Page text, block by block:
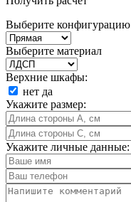
Выберите конфигурацию
Выберите материал
Верхние шкафы:
нет да
Укажите размер:
Укажите личные данные: